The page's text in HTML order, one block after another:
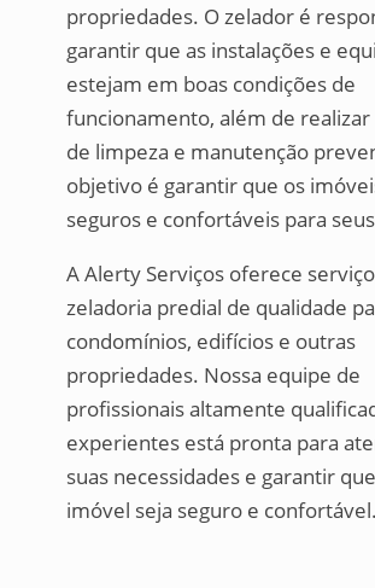
propriedades. O zelador é
garantir que as instalações e
estejam em boas condições de
funcionamento, além de realizar
de limpeza e manutenção
objetivo é garantir que os
seguros e confortáveis para
A Alerty Serviços oferece
zeladoria predial de qualidade
condomínios, edifícios e outras
propriedades. Nossa equipe de
profissionais altamente
experientes está pronta para
suas necessidades e garantir
imóvel seja seguro e confortável.